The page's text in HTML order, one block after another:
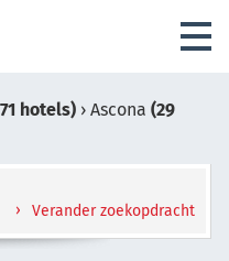
hotels) › Ascona (29
Verander zoekopdracht